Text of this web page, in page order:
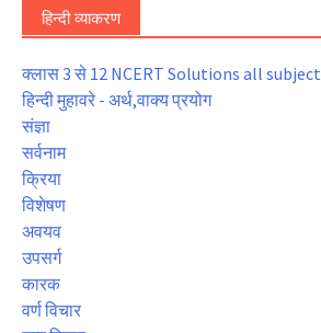
हिन्दी व्याकरण
क्लास 3 से 12 NCERT Solutions all subject
हिन्दी मुहावरे - अर्थ,वाक्य प्रयोग
संज्ञा
सर्वनाम
क्रिया
विशेषण
अवयव
उपसर्ग
कारक
वर्ण विचार